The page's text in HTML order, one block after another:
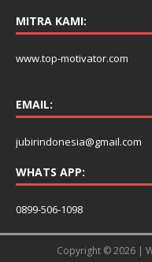
MITRA KAMI:
www.top-motivator.com
EMAIL:
jubirindonesia@gmail.com
WHATS APP:
0899-506-1098
Copyright © 2026 |